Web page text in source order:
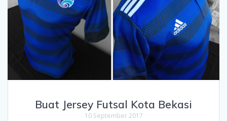
Buat Jersey Futsal Kota Bekasi
10 September 2017